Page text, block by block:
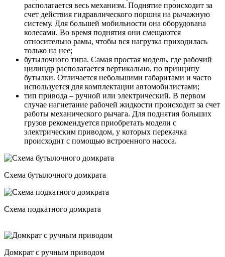
располагается весь механизм. Поднятие происходит за
счет действия гидравлического поршня на рычажную
систему. Для большей мобильности она оборудована
колесами. Во время поднятия они смещаются
относительно рамы, чтобы вся нагрузка приходилась
только на нее;
бутылочного типа. Самая простая модель, где рабочий
цилиндр располагается вертикально, по принципу
бутылки. Отличается небольшими габаритами и часто
используется для комплектации автомобилистами;
тип привода – ручной или электрический. В первом
случае нагнетание рабочей жидкости происходит за счет
работы механического рычага. Для поднятия больших
грузов рекомендуется приобретать модели с
электрическим приводом, у которых перекачка
происходит с помощью встроенного насоса.
Схема бутылочного домкрата
Схема подкатного домкрата
Домкрат с ручным приводом